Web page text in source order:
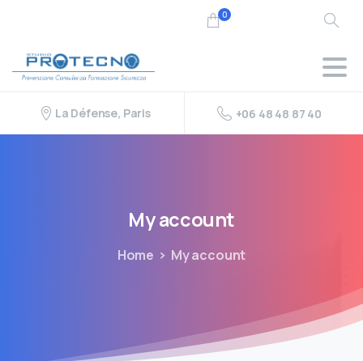
0
La Défense, Paris +06 48 48 87 40
Myaccount
Home My account